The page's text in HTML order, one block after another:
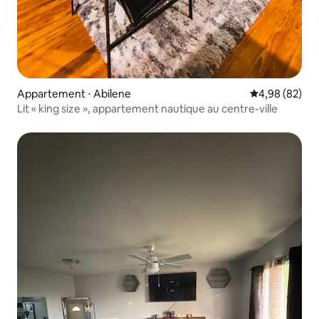
Appartement ⋅ Abilene Évaluation
4,98 (82)
Lit « king size », appartement nautique au centre-ville